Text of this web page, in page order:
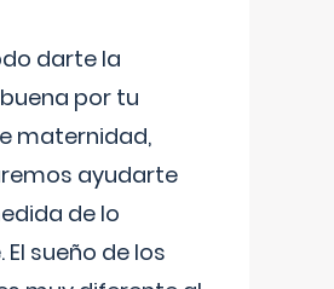
darte la
por tu
maternidad,
ayudarte
de lo
El sueño de los